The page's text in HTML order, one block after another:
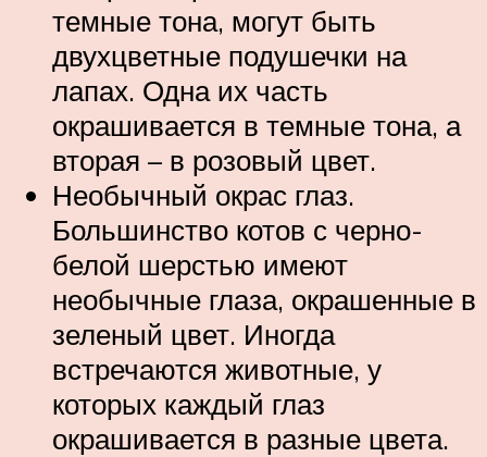
темные тона, могут быть
двухцветные подушечки на
лапах. Одна их часть
окрашивается в темные тона, а
вторая – в розовый цвет.
Необычный окрас глаз.
Большинство котов с черно-
белой шерстью имеют
необычные глаза, окрашенные в
зеленый цвет. Иногда
встречаются животные, у
которых каждый глаз
окрашивается в разные цвета.